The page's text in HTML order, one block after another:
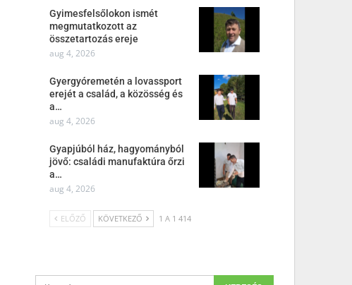
Gyimesfelsőlokon ismét
megmutatkozott az
összetartozás ereje
aug 4, 2026
Gyergyóremetén a lovassport
erejét a család, a közösség és
a…
aug 4, 2026
Gyapjúból ház, hagyományból
jövő: családi manufaktúra őrzi
a…
aug 4, 2026
ELŐZŐ KÖVETKEZŐ 1 A 1 414